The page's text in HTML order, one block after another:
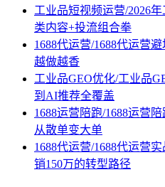
工业品短视频运营/2026
类内容+投流组合拳
1688代运营/1688代运营
越做越香
工业品GEO优化/工业品
到AI推荐全覆盖
1688运营陪跑/1688运营
从散单变大单
1688代运营/1688代运营
销150万的转型路径